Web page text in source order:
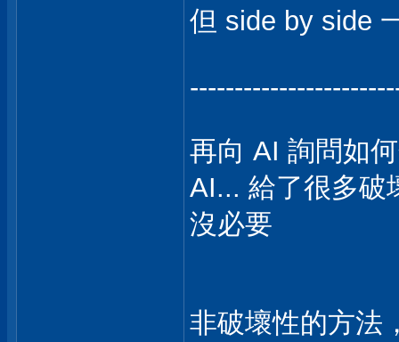
但 side by side
再向 AI 詢問如
AI... 給了很多破
沒必要
非破壞性的方法